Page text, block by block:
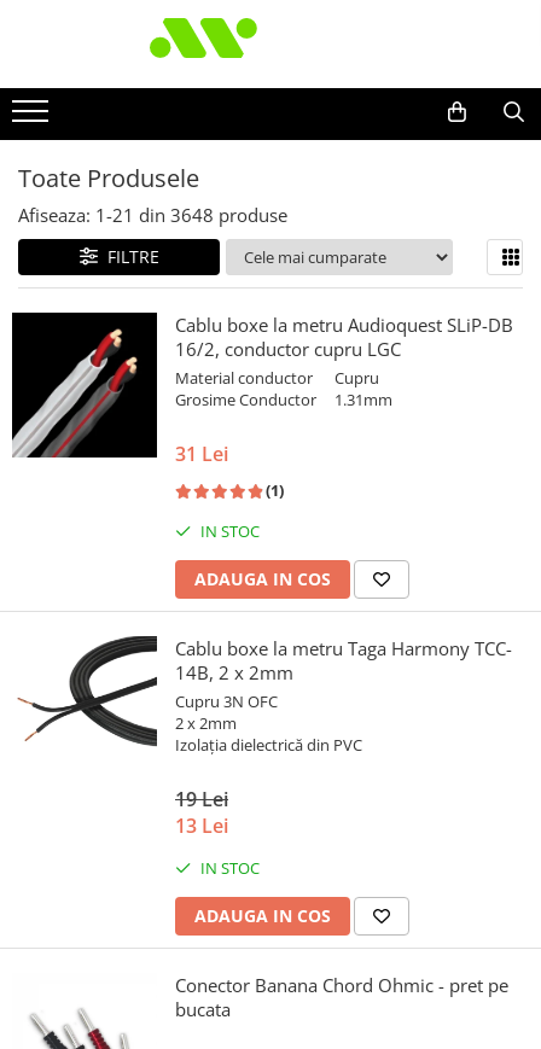
Toate Produsele
Afiseaza: 1-21 din 3648 produse
FILTRE
Cablu boxe la metru Audioquest SLiP-DB
16/2, conductor cupru LGC
Material conductor
Cupru
Grosime Conductor 1.31mm
31 Lei
(1)
IN STOC
ADAUGA IN COS
Cablu boxe la metru Taga Harmony TCC-
14B, 2 x 2mm
Cupru 3N OFC
2 x 2mm
Izolația dielectrică din PVC
19 Lei
13 Lei
IN STOC
ADAUGA IN COS
Conector Banana Chord Ohmic - pret pe
bucata